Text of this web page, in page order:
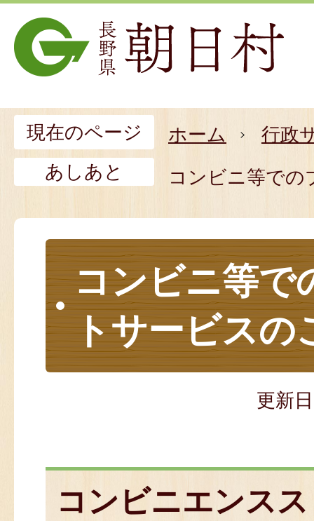
現在のページ ホーム
行政
あしあと
コンビニ等での
コンビニ等で
トサービスの
更新
コンビニエンス